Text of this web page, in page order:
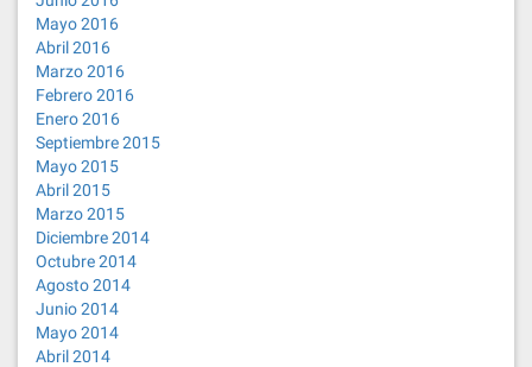
Mayo 2016
Abril 2016
Marzo 2016
Febrero 2016
Enero 2016
Septiembre 2015
Mayo 2015
Abril 2015
Marzo 2015
Diciembre 2014
Octubre 2014
Agosto 2014
Junio 2014
Mayo 2014
Abril 2014